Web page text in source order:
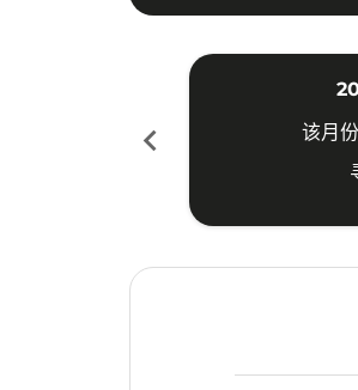
chevron_left
该月